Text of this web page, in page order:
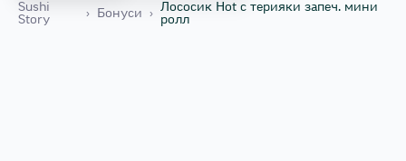
Sushi
Story
› Бонуси › Лососик Hot с терияки запеч. мини
ролл